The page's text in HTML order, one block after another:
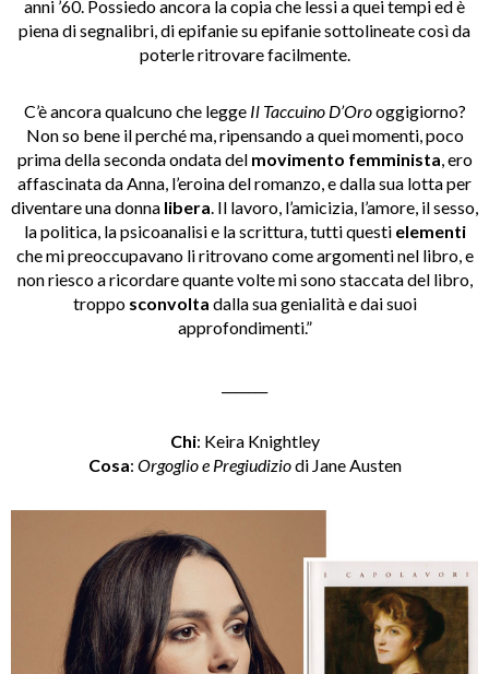
anni ’60. Possiedo ancora la copia che lessi a quei tempi ed è
piena di segnalibri, di epifanie su epifanie sottolineate così da
poterle ritrovare facilmente.
C’è ancora qualcuno che leggeIl Taccuino D’Orooggigiorno?
Non so bene il perché ma, ripensando a quei momenti, poco
prima della seconda ondata del movimento femminista, ero
affascinata da Anna, l’eroina del romanzo, e dalla sua lotta per
diventare una donna libera. Il lavoro, l’amicizia, l’amore, il sesso,
la politica, la psicoanalisi e la scrittura, tutti questielementi
che mi preoccupavano li ritrovano come argomenti nel libro, e
non riesco a ricordare quante volte mi sono staccata del libro,
troppo sconvolta dalla sua genialità e dai suoi
approfondimenti.”
Chi: Keira Knightley
Cosa: Orgoglio e Pregiudiziodi Jane Austen